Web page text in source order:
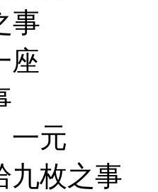
事
元
枚之事